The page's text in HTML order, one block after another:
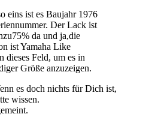
eins ist es Baujahr 1976
Der Lack ist
da und ja,die
ist Yamaha Like
dieses Feld, um es in
Größe anzuzeigen.
es doch nichts für Dich ist,
wissen.